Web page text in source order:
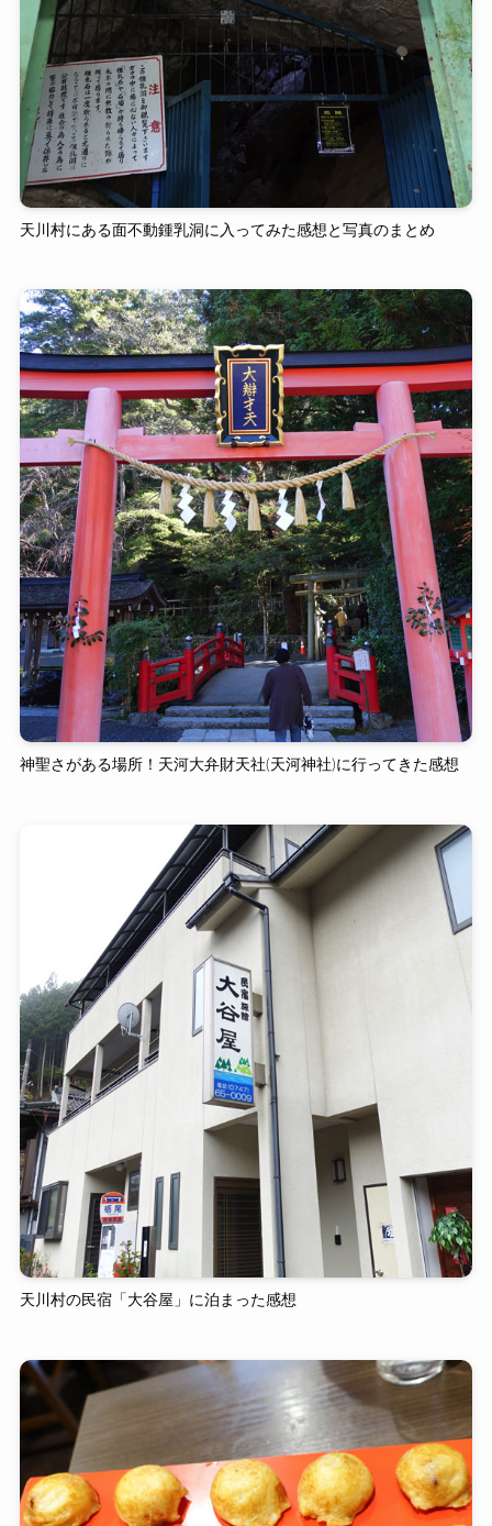
天川村にある面不動鍾乳洞に入ってみた感想と写真のまとめ
神聖さがある場所！天河大弁財天社(天河神社)に行ってきた感想
天川村の民宿「大谷屋」に泊まった感想